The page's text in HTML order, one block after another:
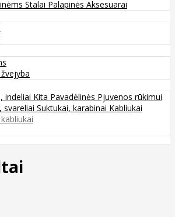
Stalai Palapinės Aksesuarai
indeliai Kita Pavadėlinės Pjuvenos rūkimui
svareliai Suktukai, karabinai Kabliukai